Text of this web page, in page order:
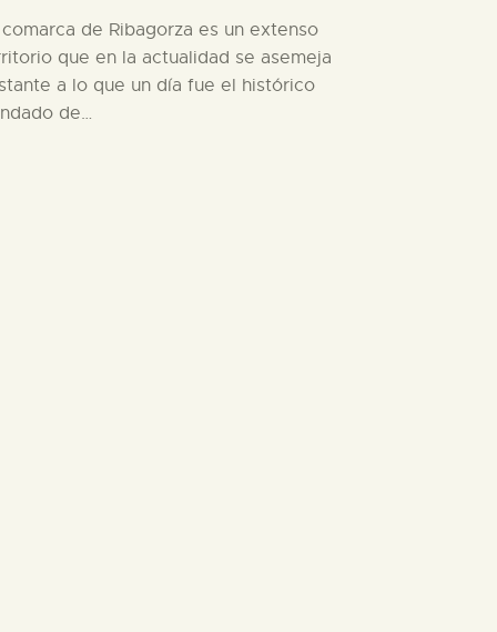
de Ribagorza es un extenso
que en la actualidad se asemeja
a lo que un día fue el histórico
de…